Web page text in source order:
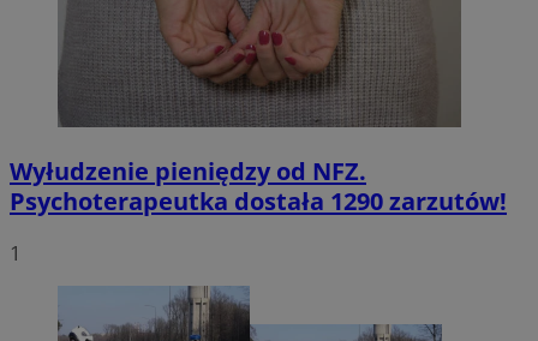
Wyłudzenie pieniędzy od NFZ.
Psychoterapeutka dostała 1290 zarzutów!
1